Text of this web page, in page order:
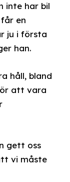
inte har bil
en
ju i första
han.
håll, bland
att vara
gett oss
vi måste